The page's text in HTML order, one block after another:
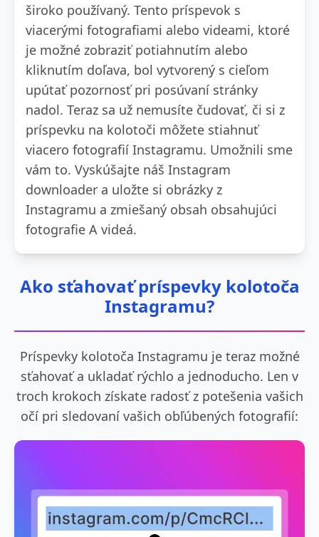
široko používaný. Tento príspevok s
viacerými fotografiami alebo videami, ktoré
je možné zobraziť potiahnutím alebo
kliknutím doľava, bol vytvorený s cieľom
upútať pozornosť pri posúvaní stránky
nadol. Teraz sa už nemusíte čudovať, či si z
príspevku na kolotoči môžete stiahnuť
viacero fotografií Instagramu. Umožnili sme
vám to. Vyskúšajte náš Instagram
downloader a uložte si obrázky z
Instagramu a zmiešaný obsah obsahujúci
fotografie A videá.
Ako sťahovať príspevky kolotoča
Instagramu?
Príspevky kolotoča Instagramu je teraz možné
sťahovať a ukladať rýchlo a jednoducho. Len v
troch krokoch získate radosť z potešenia vašich
očí pri sledovaní vašich obľúbených fotografií: